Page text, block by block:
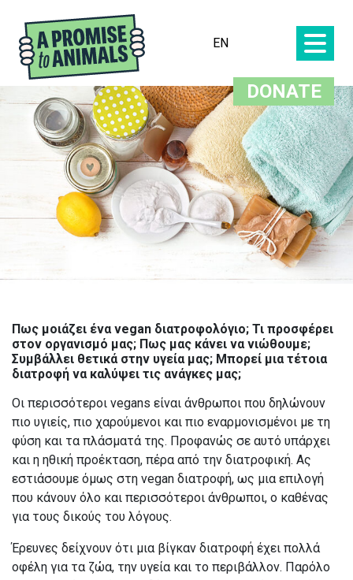
DONATE
EN
Πως μοιάζει ένα vegan διατροφολόγιο; Τι προσφέρει
στον οργανισμό μας; Πως μας κάνει να νιώθουμε;
Συμβάλλει θετικά στην υγεία μας; Μπορεί μια τέτοια
διατροφή να καλύψει τις ανάγκες μας;
Οι περισσότεροι vegans είναι άνθρωποι που δηλώνουν
πιο υγιείς, πιο χαρούμενοι και πιο εναρμονισμένοι με τη
φύση και τα πλάσματά της. Προφανώς σε αυτό υπάρχει
και η ηθική προέκταση, πέρα από την διατροφική. Ας
εστιάσουμε όμως στη vegan διατροφή, ως μια επιλογή
που κάνουν όλο και περισσότεροι άνθρωποι, ο καθένας
για τους δικούς του λόγους.
Έρευνες δείχνουν ότι μια βίγκαν διατροφή έχει πολλά
οφέλη για τα ζώα, την υγεία και το περιβάλλον. Παρόλο